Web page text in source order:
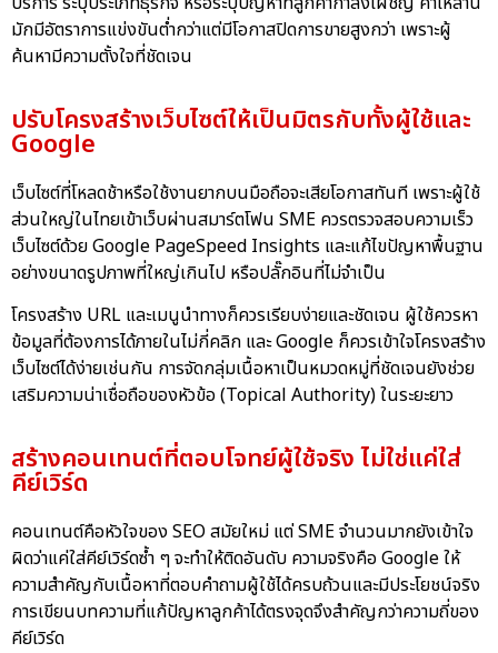
มักมีอัตราการแข่งขันต่ำกว่าแต่มีโอกาสปิดการขายสูงกว่า เพราะผู้
ค้นหามีความตั้งใจที่ชัดเจน
ปรับโครงสร้างเว็บไซต์ให้เป็นมิตรกับทั้งผู้ใช้และ
Google
เว็บไซต์ที่โหลดช้าหรือใช้งานยากบนมือถือจะเสียโอกาสทันที เพราะผู้ใช้
ส่วนใหญ่ในไทยเข้าเว็บผ่านสมาร์ตโฟน SME ควรตรวจสอบความเร็ว
เว็บไซต์ด้วย Google PageSpeed Insights และแก้ไขปัญหาพื้นฐาน
อย่างขนาดรูปภาพที่ใหญ่เกินไป หรือปลั๊กอินที่ไม่จำเป็น
โครงสร้าง URL และเมนูนำทางก็ควรเรียบง่ายและชัดเจน ผู้ใช้ควรหา
ข้อมูลที่ต้องการได้ภายในไม่กี่คลิก และ Google ก็ควรเข้าใจโครงสร้าง
เว็บไซต์ได้ง่ายเช่นกัน การจัดกลุ่มเนื้อหาเป็นหมวดหมู่ที่ชัดเจนยังช่วย
เสริมความน่าเชื่อถือของหัวข้อ (Topical Authority) ในระยะยาว
สร้างคอนเทนต์ที่ตอบโจทย์ผู้ใช้จริง ไม่ใช่แค่ใส่
คีย์เวิร์ด
คอนเทนต์คือหัวใจของ SEO สมัยใหม่ แต่ SME จำนวนมากยังเข้าใจ
ผิดว่าแค่ใส่คีย์เวิร์ดซ้ำ ๆ จะทำให้ติดอันดับ ความจริงคือ Google ให้
ความสำคัญกับเนื้อหาที่ตอบคำถามผู้ใช้ได้ครบถ้วนและมีประโยชน์จริง
การเขียนบทความที่แก้ปัญหาลูกค้าได้ตรงจุดจึงสำคัญกว่าความถี่ของ
คีย์เวิร์ด